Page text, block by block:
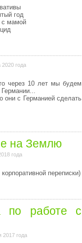
год
с мамой
года
через 10 лет мы будем
они с Германией сделать
на Землю
года
пеpеписки)
по работе с
2017 года